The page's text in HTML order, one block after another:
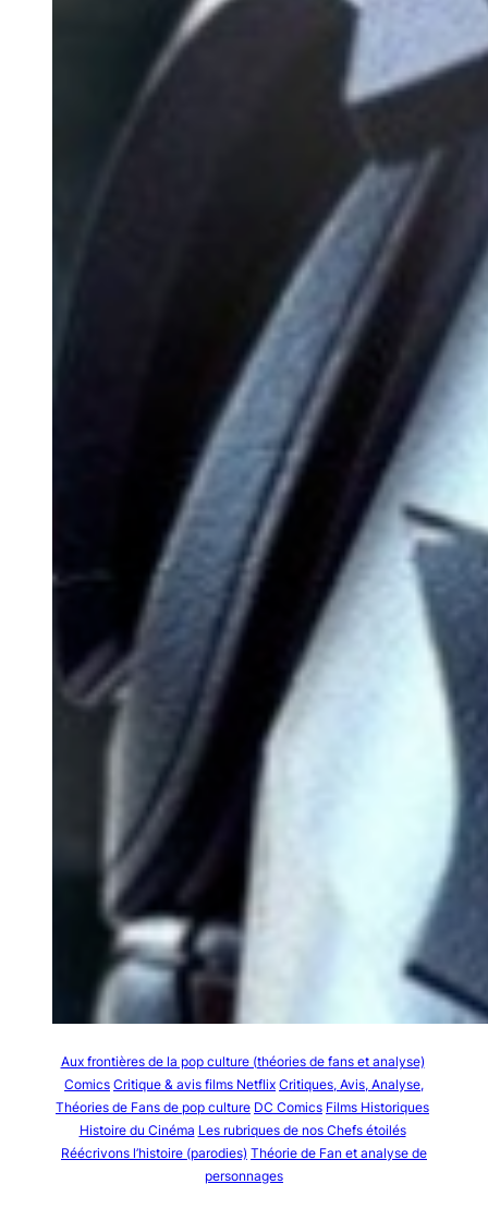
Aux frontières de la pop culture (théories de fans et analyse)
Comics Critique & avis films Netflix Critiques, Avis, Analyse,
Théories de Fans de pop culture DC Comics Films Historiques
Histoire du Cinéma Les rubriques de nos Chefs étoilés
Réécrivons l’histoire (parodies) Théorie de Fan et analyse de
personnages